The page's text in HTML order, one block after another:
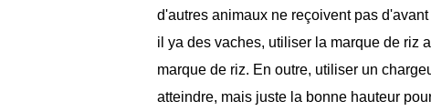
d'autres animaux ne reçoivent pas
il ya des vaches, utiliser la marque de riz
marque de riz. En outre, utiliser un
atteindre, mais juste la bonne hauteur